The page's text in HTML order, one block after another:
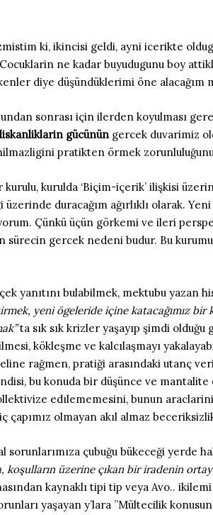
ki, ikincisi geldi, ayni icerikte
ne kadar buyudugunu boy
diye düşündüklerimi öne
sonrası için ilerden koyulması
gücünün gercek duvarimiz
pratikten örmek zorunluluğunu
kurulu, kurulda ‘Biçim-içerik’ ilişkisi
duracağım ağırlıklı olarak.
Çünkü üçün görkemi ve ileri
gercek nedeni budur. Bu
yanıtını bulabilmek, mektubu
yeni ögeleride içine katacağımız bir
ta sık sık krizler yaşayıp şimdi
kökleşme ve kalcılaşmayı
rağmen, pratiği arasındaki utanç
bu konuda bir düşünce ve mantalite
edılememesini, bunun
olmayan akıl almaz
çubuğu bükeceği yerde
üzerine çıkan bir iradenin
kaynaklı tipi tip veya Avo..
yaşayan y’lara ”Mültecilik